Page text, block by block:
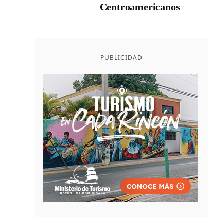
Centroamericanos
PUBLICIDAD